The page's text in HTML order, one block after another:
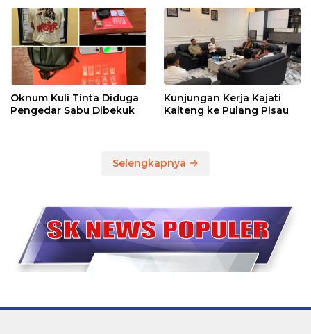
Oknum Kuli Tinta Diduga
Pengedar Sabu Dibekuk
Kunjungan Kerja Kajati
Kalteng ke Pulang Pisau
Selengkapnya